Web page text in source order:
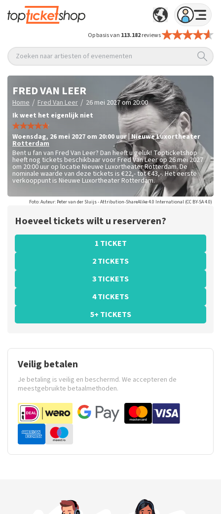
Op basis van 113.182reviews
Zoeken naar artiesten of evenementen
FRED VAN LEER
Home / Fred Van Leer / 26 mei 2027 om 20:00
Ik weet het eigenlijk niet
woensdag, 26 mei 2027 om 20:00 uur|Nieuwe Luxortheater
Rotterdam
Bent u fan van Fred Van Leer? Dan heeft u geluk! Topticketshop
heeft nog tickets beschikbaar voor Fred Van Leer op 26 mei 2027
om 20:00 uur op locatie Nieuwe Luxortheater Rotterdam. De
nominale waarde van deze tickets is €22,- tot €43,-. Het eerste
verkooppunt is Nieuwe Luxortheater Rotterdam.
Foto: Auteur: Peter van der Sluijs - Attribution-ShareAlike 4.0 International (CC BY-SA 4.0)
Hoeveel tickets wilt u reserveren?
1 TICKET
2 TICKETS
3 TICKETS
4 TICKETS
5+ TICKETS
Veilig betalen
Je betaling is veilig en beschermd. We accepteren de
meestgebruikte betaalmethoden.